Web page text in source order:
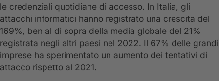
le credenziali quotidiane di accesso. In Italia, gli
attacchi informatici hanno registrato una crescita del
169%, ben al di sopra della media globale del 21%
registrata negli altri paesi nel 2022. Il 67% delle grandi
imprese ha sperimentato un aumento dei tentativi di
attacco rispetto al 2021.